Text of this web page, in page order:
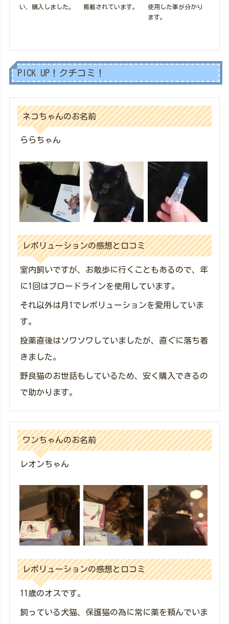
い、購入しました。
掲載されています。
使用した事が分かり
ます。
PICK UP！クチコミ！
ネコちゃんのお名前
ららちゃん
レボリューションの感想と口コミ
室内飼いですが、お散歩に行くこともあるので、年
に1回はブロードラインを使用しています。
それ以外は月1でレボリューションを愛用していま
す。
投薬直後はソワソワしていましたが、直ぐに落ち着
きました。
野良猫のお世話もしているため、安く購入できるの
で助かります。
ワンちゃんのお名前
レオンちゃん
レボリューションの感想と口コミ
11歳のオスです。
飼っている犬猫、保護猫の為に常に薬を頼んでいま